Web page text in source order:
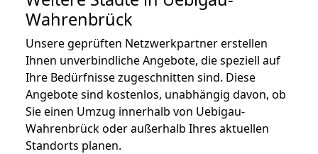
Wahrenbrück
Unsere geprüften Netzwerkpartner erstellen
Ihnen unverbindliche Angebote, die speziell auf
Ihre Bedürfnisse zugeschnitten sind. Diese
Angebote sind kostenlos, unabhängig davon, ob
Sie einen Umzug innerhalb von Uebigau-
Wahrenbrück oder außerhalb Ihres aktuellen
Standorts planen.